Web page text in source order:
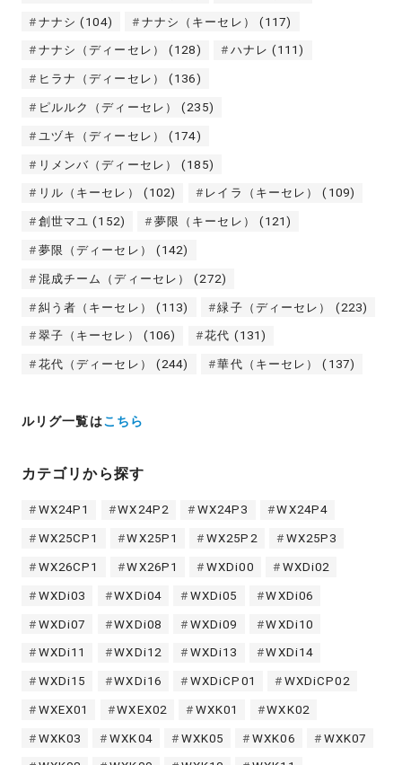
ナナシ (104) ナナシ（キーセレ） (117)
ナナシ（ディーセレ） (128) ハナレ (111)
ヒラナ（ディーセレ） (136)
ピルルク（ディーセレ） (235)
ユヅキ（ディーセレ） (174)
リメンバ（ディーセレ） (185)
リル（キーセレ） (102) レイラ（キーセレ） (109)
創世マユ (152) 夢限（キーセレ） (121)
夢限（ディーセレ） (142)
混成チーム（ディーセレ） (272)
糾う者（キーセレ） (113) 緑子（ディーセレ） (223)
翠子（キーセレ） (106) 花代 (131)
花代（ディーセレ） (244) 華代（キーセレ） (137)
ルリグ一覧はこちら
カテゴリから探す
WX24P1 WX24P2 WX24P3 WX24P4
WX25CP1 WX25P1 WX25P2 WX25P3
WX26CP1 WX26P1 WXDi00 WXDi02
WXDi03 WXDi04 WXDi05 WXDi06
WXDi07 WXDi08 WXDi09 WXDi10
WXDi11 WXDi12 WXDi13 WXDi14
WXDi15 WXDi16 WXDiCP01 WXDiCP02
WXEX01 WXEX02 WXK01 WXK02
WXK03 WXK04 WXK05 WXK06 WXK07